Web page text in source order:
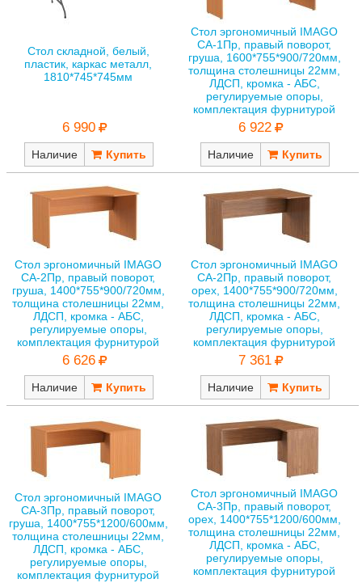
Стол складной, белый,
пластик, каркас металл,
1810*745*745мм
6 990
Наличие
Стол эргономичный IMAGO
СА-1Пр, правый поворот,
груша, 1600*755*900/720мм,
толщина столешницы 22мм,
ЛДСП, кромка - АБС,
регулируемые опоры,
комплектация фурнитурой
6 922
Наличие
Стол эргономичный IMAGO
СА-2Пр, правый поворот,
груша, 1400*755*900/720мм,
толщина столешницы 22мм,
ЛДСП, кромка - АБС,
регулируемые опоры,
комплектация фурнитурой
6 626
Наличие
Стол эргономичный IMAGO
СА-2Пр, правый поворот,
орех, 1400*755*900/720мм,
толщина столешницы 22мм,
ЛДСП, кромка - АБС,
регулируемые опоры,
комплектация фурнитурой
7 361
Наличие
Стол эргономичный IMAGO
СА-3Пр, правый поворот,
груша, 1400*755*1200/600мм,
толщина столешницы 22мм,
ЛДСП, кромка - АБС,
регулируемые опоры,
комплектация фурнитурой
Стол эргономичный IMAGO
СА-3Пр, правый поворот,
орех, 1400*755*1200/600мм,
толщина столешницы 22мм,
ЛДСП, кромка - АБС,
регулируемые опоры,
комплектация фурнитурой